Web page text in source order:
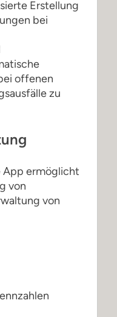
Erstellung
bei
offenen
zu
App ermöglicht
von
von